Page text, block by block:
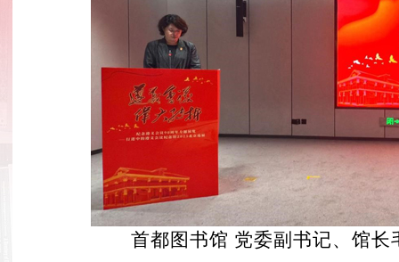
首都图书馆 党委副书记、馆长